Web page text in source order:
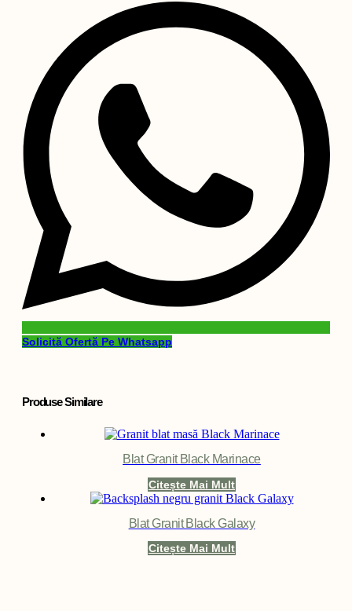
Solicită Ofertă Pe Whatsapp
Produse Similare
Blat Granit Black Marinace
Citește Mai Mult
Blat Granit Black Galaxy
Citește Mai Mult